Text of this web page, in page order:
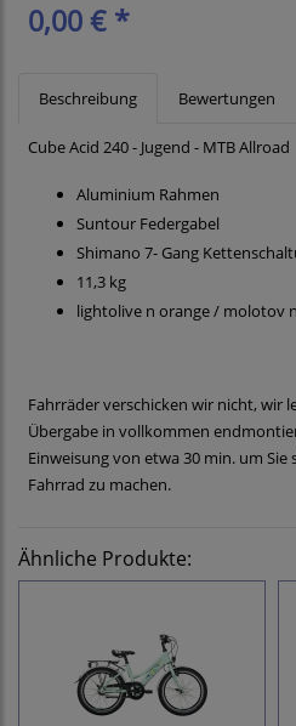
0,00 € *
Beschreibung Bewertungen
Cube Acid 240 - Jugend - MTB Allroad
Aluminium Rahmen
Suntour Federgabel
Shimano 7- Gang
11,3 kg
lightolive n orange / molotov
Fahrräder verschicken wir nicht, wir
Übergabe in vollkommen
Einweisung von etwa 30 min. um
Fahrrad zu machen.
Ähnliche Produkte: